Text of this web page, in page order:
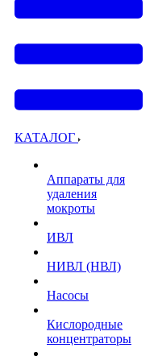
КАТАЛОГ
Аппараты для
удаления
мокроты
ИВЛ
НИВЛ (НВЛ)
Насосы
Кислородные
концентраторы